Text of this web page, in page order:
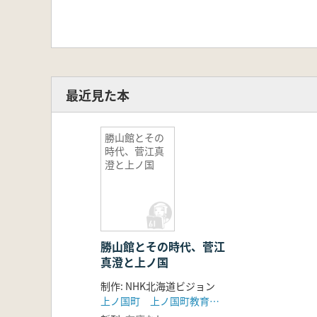
最近見た本
勝山館とその
時代、菅江真
澄と上ノ国
勝山館とその時代、菅江
真澄と上ノ国
制作: NHK北海道ビジョン
上ノ国町 上ノ国町教育委員会